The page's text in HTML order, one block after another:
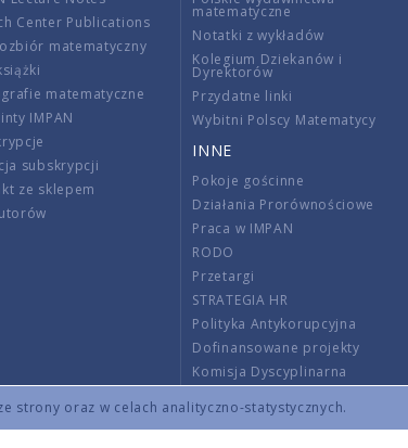
strony oraz w celach analityczno-statystycznych.
Center Publications
matematyczny
matematyczne
IMPAN
subskrypcji
ze sklepem
matematyczne
Notatki z wykładów
Kolegium Dziekanów i
Dyrektorów
Przydatne linki
Wybitni Polscy Matematycy
INNE
Pokoje gościnne
Działania Prorównościowe
Praca w IMPAN
RODO
Przetargi
STRATEGIA HR
Polityka Antykorupcyjna
Dofinansowane projekty
Komisja Dyscyplinarna
Wnoszenie opłat